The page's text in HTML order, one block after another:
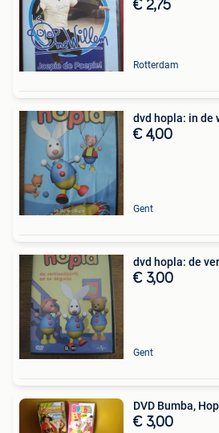
€ 2,75
Rotterdam
dvd hopla: in de
€ 4,00
Gent
dvd hopla: de
€ 3,00
Gent
DVD Bumba,
€ 3,00